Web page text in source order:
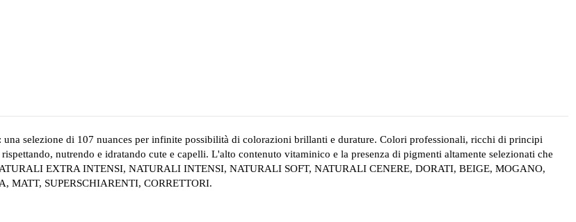
selezione di 107 nuances per infinite possibilità di colorazioni brillanti e durature. Colori professionali, ricchi di principi
nutrendo e idratando cute e capelli. L'alto contenuto vitaminico e la presenza di pigmenti altamente selezionati che
EXTRA INTENSI, NATURALI INTENSI, NATURALI SOFT, NATURALI CENERE, DORATI, BEIGE, MOGANO,
MATT, SUPERSCHIARENTI, CORRETTORI.